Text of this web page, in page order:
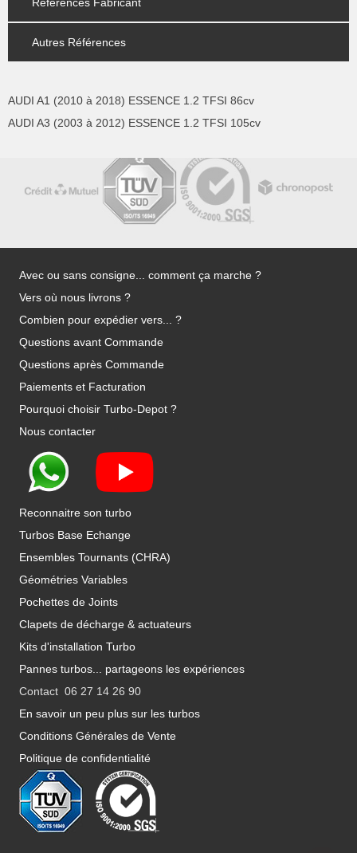
Autres Références
AUDI A1 (2010 à 2018) ESSENCE 1.2 TFSI 86cv
AUDI A3 (2003 à 2012) ESSENCE 1.2 TFSI 105cv
Avec ou sans consigne... comment ça marche ?
Vers où nous livrons ?
Combien pour expédier vers... ?
Questions avant Commande
Questions après Commande
Paiements et Facturation
Pourquoi choisir Turbo-Depot ?
Nous contacter
Reconnaitre son turbo
Turbos Base Echange
Ensembles Tournants (CHRA)
Géométries Variables
Pochettes de Joints
Clapets de décharge & actuateurs
Kits d'installation Turbo
Pannes turbos... partageons les expériences
Contact 06 27 14 26 90
En savoir un peu plus sur les turbos
Conditions Générales de Vente
Politique de confidentialité